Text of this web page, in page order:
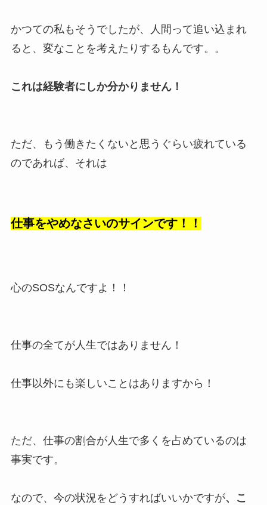
かつての私もそうでしたが、人間って追い込まれ
ると、変なことを考えたりするもんです。。
これは経験者にしか分かりません！
ただ、もう働きたくないと思うぐらい疲れている
のであれば、それは
仕事をやめなさいのサインです！！
心のSOSなんですよ！！
仕事の全てが人生ではありません！
仕事以外にも楽しいことはありますから！
ただ、仕事の割合が人生で多くを占めているのは
事実です。
なので、今の状況をどうすればいいかですが、こ